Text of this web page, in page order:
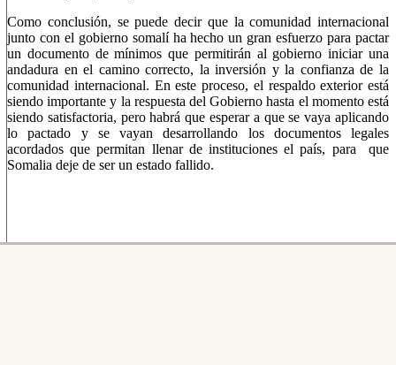
Como conclusión, se puede decir que la comunidad internacional
junto con el gobierno somalí ha hecho un gran esfuerzo para pactar
un documento de mínimos que permitirán al gobierno iniciar una
andadura en el camino correcto, la inversión y la confianza de la
comunidad internacional. En este proceso, el respaldo exterior está
siendo importante y la respuesta del Gobierno hasta el momento está
siendo satisfactoria, pero habrá que esperar a que se vaya aplicando
lo pactado y se vayan desarrollando los documentos legales
acordados que permitan llenar de instituciones el país, para que
Somalia deje de ser un estado fallido.